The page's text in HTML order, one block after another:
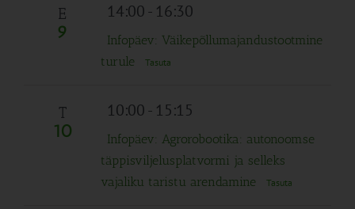
E
9
14:00- 16:30
Infopäev: Väikepõllumajandustootmine
turule
Tasuta
T
10
10:00- 15:15
Infopäev: Agrorobootika: autonoomse
täppisviljelusplatvormi ja selleks
vajaliku taristu arendamine
Tasuta